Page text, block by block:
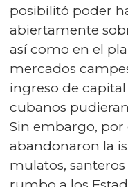
posibilitó poder
abiertamente
así como en el
mercados
ingreso de
cubanos
Sin embargo, por
abandonaron la
mulatos,